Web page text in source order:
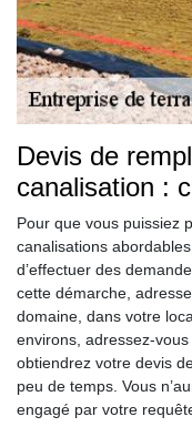
Devis de
canalisation :
Pour que vous puissiez
canalisations
d’effectuer des
cette démarche,
domaine, dans votre
environs, adressez-
obtiendrez votre devis
peu de temps. Vous
engagé par votre